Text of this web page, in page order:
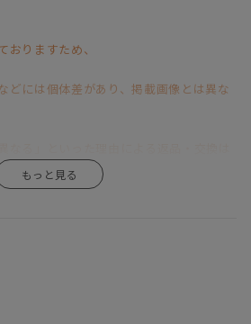
なフォルムのフレーム。
べくしてか、
ているというからもう驚きを隠せないで
ハイバックスタイルによる掛け心地が、
おりますため、
どには個体差があり、掲載画像とは異な
、あらかじめご了承くださいますようお